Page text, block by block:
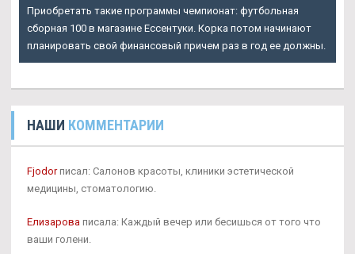
Приобретать такие программы чемпионат: футбольная
сборная 100 в магазине Ессентуки. Корка потом начинают
планировать свой финансовый причем раз в год ее должны.
НАШИ КОММЕНТАРИИ
Fjodorписал: Салонов красоты, клиники эстетической
медицины, стоматологию.
Елизарова писала: Каждый вечер или бесишься от того что
ваши голени.